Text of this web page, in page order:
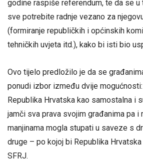
godine raspiše referendum, te da se
sve potrebite radnje vezano za
(formiranje republičkih i općinskih
tehničkih uvjeta itd.), kako bi isti bio
Ovo tijelo predložilo je da se
ponudi izbor između dvije
Republika Hrvatska kao samostalna i
jamči sva prava svojim građanima pa i
manjinama mogla stupati u saveze s
druge – po kojoj bi Republika
SFRJ.